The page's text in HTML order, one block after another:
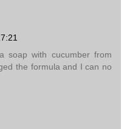
soap with cucumber from
the formula and I can no